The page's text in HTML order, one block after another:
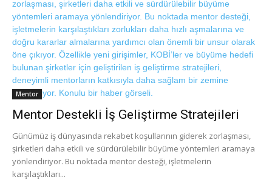
Mentor
Mentor Destekli İş Geliştirme Stratejileri
Günümüz iş dünyasında rekabet koşullarının giderek zorlaşması,
şirketleri daha etkili ve sürdürülebilir büyüme yöntemleri aramaya
yönlendiriyor. Bu noktada mentor desteği, işletmelerin
karşılaştıkları...